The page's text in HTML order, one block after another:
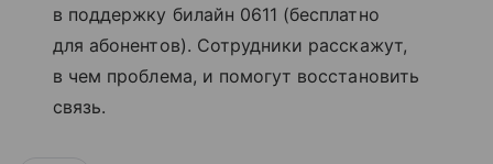
в поддержку билайн 0611 (бесплатно
для абонентов). Сотрудники расскажут,
в чем проблема, и помогут восстановить
связь.